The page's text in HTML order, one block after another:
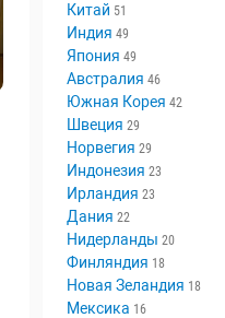
Китай 51
Индия 49
Япония 49
Австралия 46
Южная Корея 42
Швеция 29
Норвегия 29
Индонезия 23
Ирландия 23
Дания 22
Нидерланды 20
Финляндия 18
Новая Зеландия 18
Мексика 16